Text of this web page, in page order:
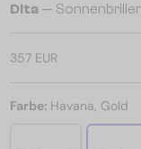
Dita —
357 EUR
Farbe: Havana, Gold